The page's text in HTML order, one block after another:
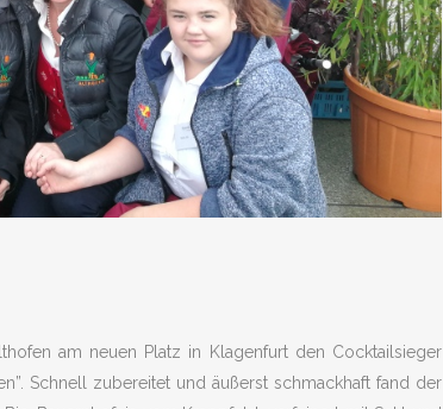
am neuen Platz in Klagenfurt den Cocktailsieger
Schnell zubereitet und äußerst schmackhaft fand der